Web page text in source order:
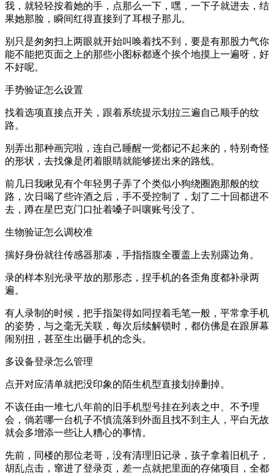
我，就轻轻按着她的手，点那么一下，嘿，一下子就进去，结
果她那脸，瞬间红得直接到了耳根子那儿。
别只是匆匆扫上两眼就开始叫唤着找不到，要是有那股力气你
能不能把页面之上的那些小图标都逐个挨个地摸上一遍呀，好
不好呢。
手势验证怎么设置
找着选项直接点开关，跟着系统提示划拉三遍自己顺手的纹
路。
别弄出那种画完啦，连自己睡醒一觉都记不起来的，特别奇怪
的形状，去找像是闭着眼睛就能够搓出来的路线。
前几日我瞅见有个年轻男子弄了个类似小狗绕圈跑那般的纹
路，次日喝了些许酒之后，手不受控制了，划了二十回都进不
去，蹲在星巴克门口扯着嗓子叫嚷账号没了。
生物验证怎么调校准
揣好身份就往传感器那凑，手指指腹全覆盖上去别露边角。
录的样本别光录平放的那形态，捏手机的各歪角度都补录两
遍。
有人录制的时候，把手指架得如同捏着毛笔一般，平常拿手机
的姿势，与之毫无关联，每次后续解锁时，都仿佛是在跟屏幕
闹别扭，甚至生出砸手机的念头。
多设备登录怎么管理
点开对应清单就把没印象的陌生机型直接划掉删掉。
不该任由一堆七八年前的旧手机型号挂在列表之中、不予理
会，倘若哪一台机子不慎流落到外面且找不到主人，平白无故
就会多增添一些让人糟心的事情。
先前，同楼的那位老哥，没有清理旧记录，孩子拿着旧机子，
胡乱点击，窜进了登录页，差一点就把里面的存储项目，全都